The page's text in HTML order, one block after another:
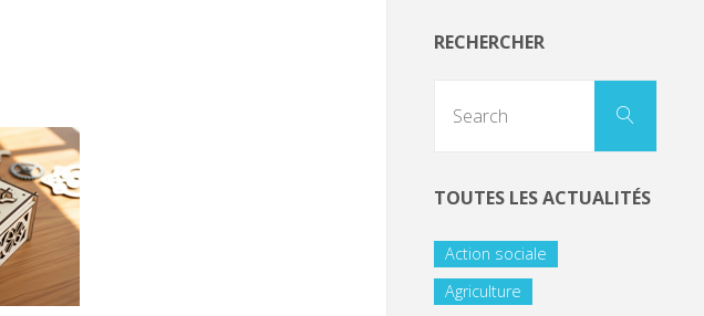
RECHERCHER
TOUTES LES ACTUALITÉS
Action sociale
Agriculture